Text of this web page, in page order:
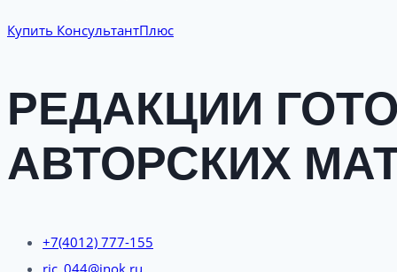
Купить КонсультантПлюс
РЕДАКЦИИ
АВТОРСКИХ
+7(4012) 777-155